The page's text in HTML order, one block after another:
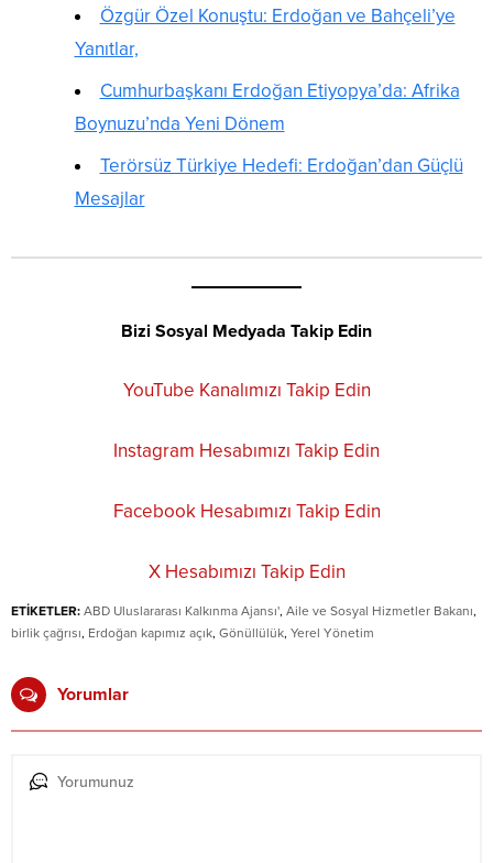
Özgür Özel Konuştu: Erdoğan ve Bahçeli’ye
Yanıtlar,
Cumhurbaşkanı Erdoğan Etiyopya’da: Afrika
Boynuzu’nda Yeni Dönem
Terörsüz Türkiye Hedefi: Erdoğan’dan Güçlü
Mesajlar
Bizi Sosyal Medyada Takip Edin
YouTube Kanalımızı Takip Edin
Instagram Hesabımızı Takip Edin
Facebook Hesabımızı Takip Edin
X Hesabımızı Takip Edin
ETİKETLER: ABD Uluslararası Kalkınma Ajansı', Aile ve Sosyal Hizmetler Bakanı,
birlik çağrısı, Erdoğan kapımız açık, Gönüllülük, Yerel Yönetim
Yorumlar